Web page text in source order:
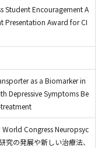
Student Encouragement A
Presentation Award for CI
as a Biomarker in
Depressive Symptoms Be
World Congress Neuropsyc
究の発展や新しい治療法、